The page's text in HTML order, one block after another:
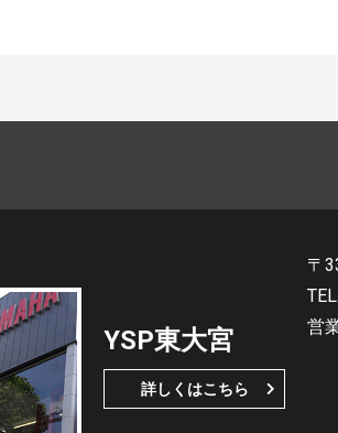
YSP東大宮
詳しくはこちら
〒
営